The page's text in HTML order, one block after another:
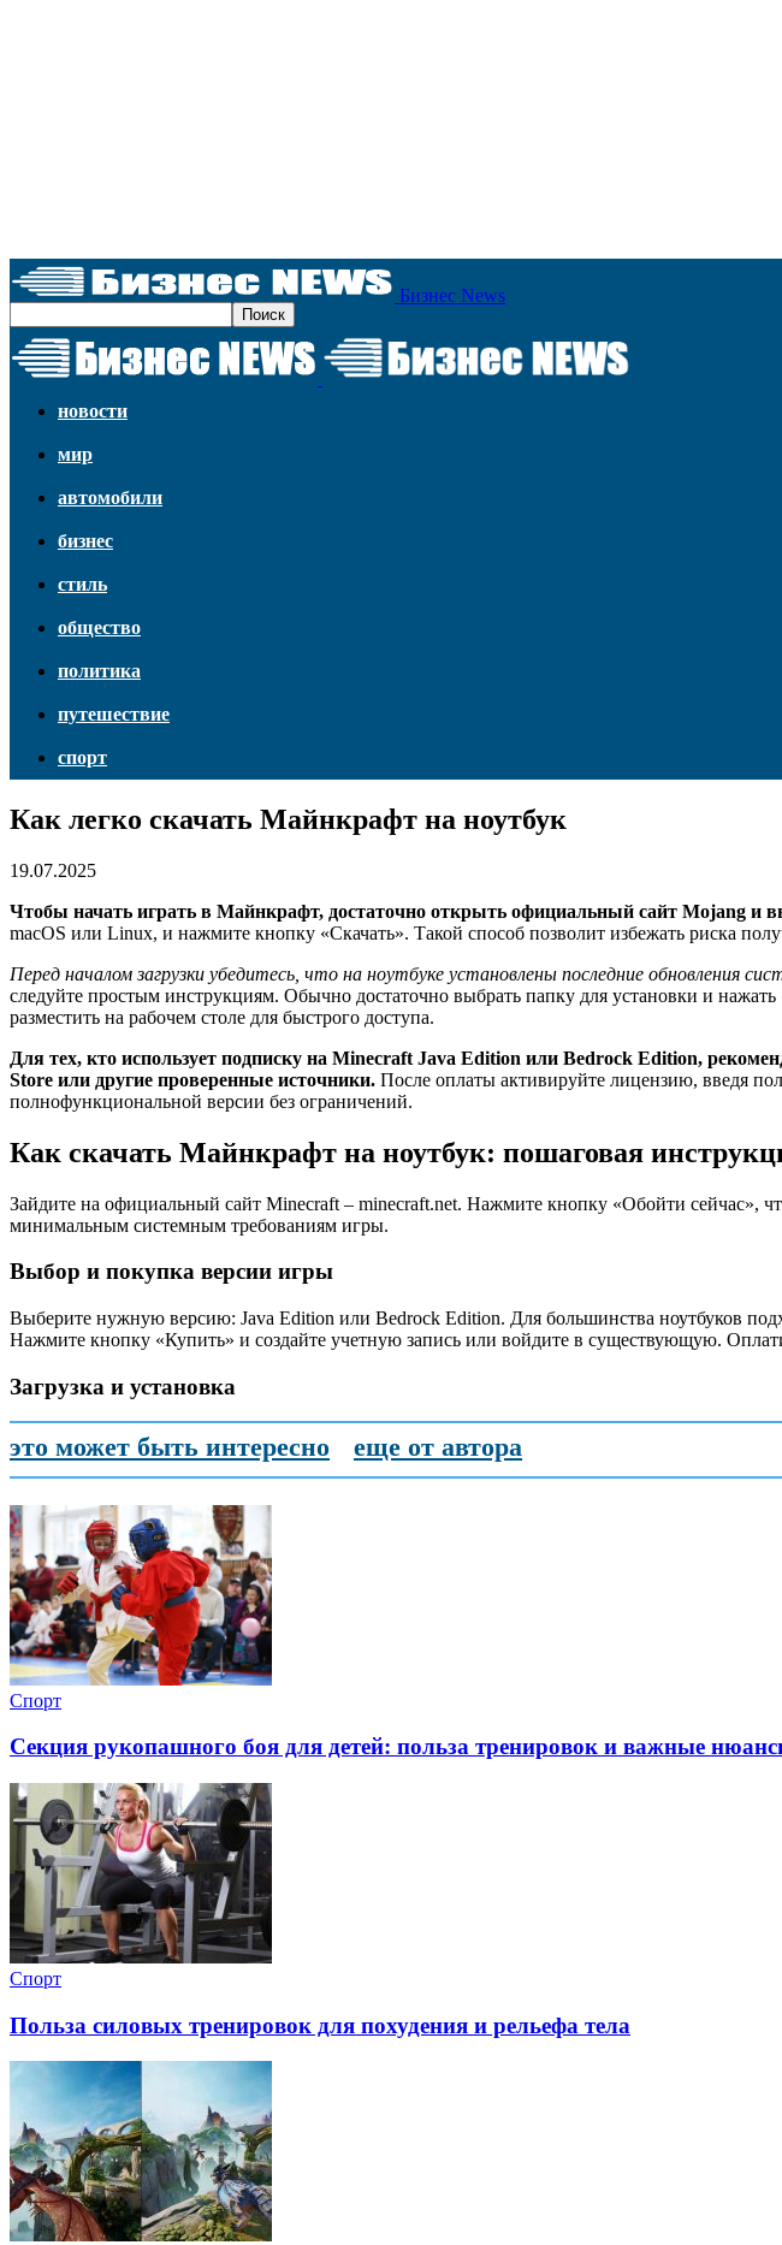
Бизнес News
новости
мир
автомобили
бизнес
стиль
общество
политика
путешествие
спорт
Как легко скачать Майнкрафт на ноутбук
19.07.2025
Чтобы начать играть в Майнкрафт, достаточно открыть официальный сайт Mojang и
macOS или Linux, и нажмите кнопку «Скачать». Такой способ позволит избежать риска
Перед началом загрузки убедитесь, что на ноутбуке установлены последние обновления
следуйте простым инструкциям. Обычно достаточно выбрать папку для установки и
разместить на рабочем столе для быстрого доступа.
Для тех, кто использует подписку на Minecraft Java Edition или Bedrock Edition,
Store или другие проверенные источники. После оплаты активируйте лицензию, введя
полнофункциональной версии без ограничений.
Как скачать Майнкрафт на ноутбук: пошаговая
Зайдите на официальный сайт Minecraft – minecraft.net. Нажмите кнопку «Обойти сейчас»,
минимальным системным требованиям игры.
Выбор и покупка версии игры
Выберите нужную версию: Java Edition или Bedrock Edition. Для большинства ноутбуков
Нажмите кнопку «Купить» и создайте учетную запись или войдите в существующую.
Загрузка и установка
это может быть интересно еще от автора
Спорт
Секция рукопашного боя для детей: польза тренировок и важные
Спорт
Польза силовых тренировок для похудения и рельефа тела